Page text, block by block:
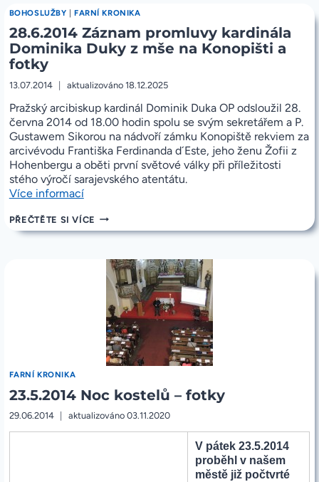
BOŽÍHO
TĚLA
NA
KONOPIŠTI
BOHOSLUŽBY |FARNÍ KRONIKA
28.6.2014 Záznam promluvy kardinála
Dominika Duky z mše na Konopišti a
fotky
13.07.2014 aktualizováno 18.12.2025
Pražský arcibiskup kardinál Dominik Duka OP odsloužil 28.
června 2014 od 18.00 hodin spolu se svým sekretářem a P.
Gustawem Sikorou na nádvoří zámku Konopiště rekviem za
arcivévodu Františka Ferdinanda d´Este, jeho ženu Žofii z
Hohenbergu a oběti první světové války při příležitosti
stého výročí sarajevského atentátu.
Více informací„28.6.2014
promluvy
kardinála
Duky
Konopišti
fotky“
PŘEČTĚTE SI VÍCE 28.6.2014
DOMINIKA
DUKY
NA
KONOPIŠTI
FOTKY
FARNÍ KRONIKA
23.5.2014 Noc kostelů – fotky
29.06.2014 aktualizováno 03.11.2020
V pátek 23.5.2014
proběhl v našem
městě již počtvrté